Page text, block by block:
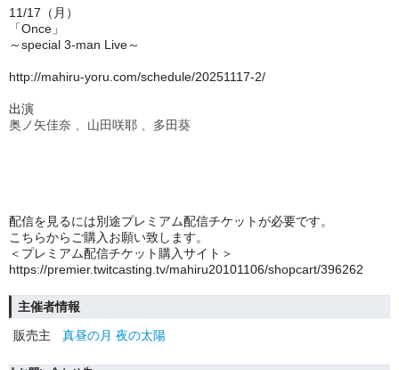
11/17（月）
「Once」
～special 3-man Live～
http://mahiru-yoru.com/schedule/20251117-2/
出演
奥ノ矢佳奈 、山田咲耶 、多田葵
配信を見るには別途プレミアム配信チケットが必要です。
こちらからご購入お願い致します。
＜プレミアム配信チケット購入サイト＞
https://premier.twitcasting.tv/mahiru20101106/shopcart/396262
主催者情報
販売主
真昼の月 夜の太陽